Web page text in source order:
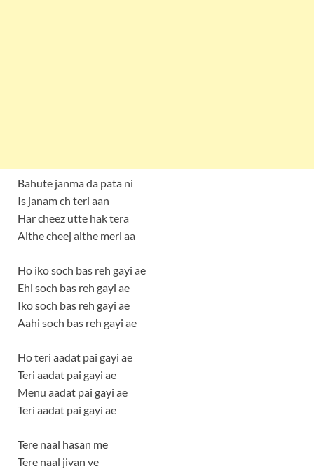
Bahute janma da pata ni
Is janam ch teri aan
Har cheez utte hak tera
Aithe cheej aithe meri aa
Ho iko soch bas reh gayi ae
Ehi soch bas reh gayi ae
Iko soch bas reh gayi ae
Aahi soch bas reh gayi ae
Ho teri aadat pai gayi ae
Teri aadat pai gayi ae
Menu aadat pai gayi ae
Teri aadat pai gayi ae
Tere naal hasan me
Tere naal jivan ve